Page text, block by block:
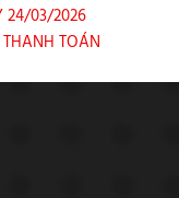
24/03/2026
TOÁN